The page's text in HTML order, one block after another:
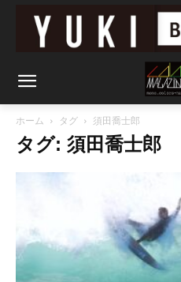
ホーム タグ 須田喬士郎
タグ: 須田喬士郎